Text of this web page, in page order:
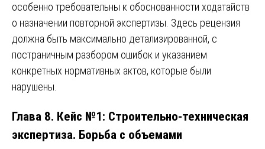
особенно требовательны к обоснованности ходатайств
о назначении повторной экспертизы. Здесь рецензия
должна быть максимально детализированной, с
постраничным разбором ошибок и указанием
конкретных нормативных актов, которые были
нарушены.
Глава 8. Кейс №1: Строительно-техническая
экспертиза. Борьба с объемами